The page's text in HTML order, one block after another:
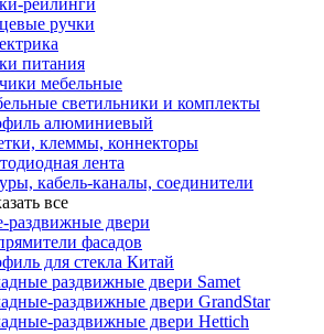
рейлинги
ручки
питания
мебельные
светильники и комплекты
алюминиевый
клеммы, коннекторы
лента
кабель-каналы, соединители
все
раздвижные двери
фасадов
для стекла Китай
раздвижные двери Samet
раздвижные двери GrandStar
раздвижные двери Hettich